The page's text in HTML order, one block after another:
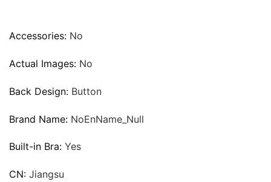
Accessories: No
Actual Images: No
Back Design: Button
Brand Name: NoEnName_Null
Built-in Bra: Yes
CN: Jiangsu